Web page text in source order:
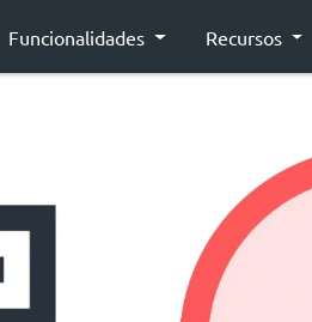
Funcionalidades Recursos